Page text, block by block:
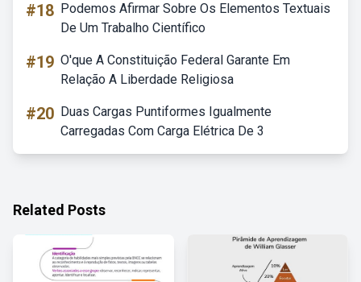
#18 Podemos Afirmar Sobre Os Elementos Textuais
De Um Trabalho Científico
#19 O'que A Constituição Federal Garante Em
Relação A Liberdade Religiosa
#20 Duas Cargas Puntiformes Igualmente
Carregadas Com Carga Elétrica De 3
Related Posts